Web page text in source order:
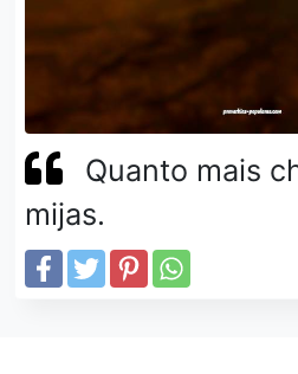
Quanto mais
mijas.